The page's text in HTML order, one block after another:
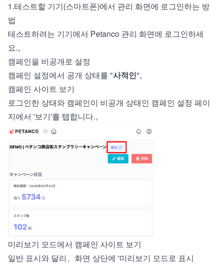
1.테스트할 기기(스마트폰)에서 관리 화면에 로그인하는 방
법
테스트하려는 기기에서 Petanco 관리 화면에 로그인하세
요.。
캠페인을 비공개로 설정
캠페인 설정에서 공개 상태를 "사적인"。
캠페인 사이트 보기
로그인한 상태와 캠페인이 비공개 상태인 캠페인 설정 페이
지에서 '보기'를 탭합니다.。
미리보기 모드에서 캠페인 사이트 보기
일반 표시와 달리、화면 상단에 '미리보기 모드로 표시